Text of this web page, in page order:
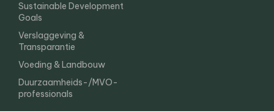
Sustainable Development
Goals
Verslaggeving &
Transparantie
Voeding & Landbouw
Duurzaamheids-/MVO-
professionals